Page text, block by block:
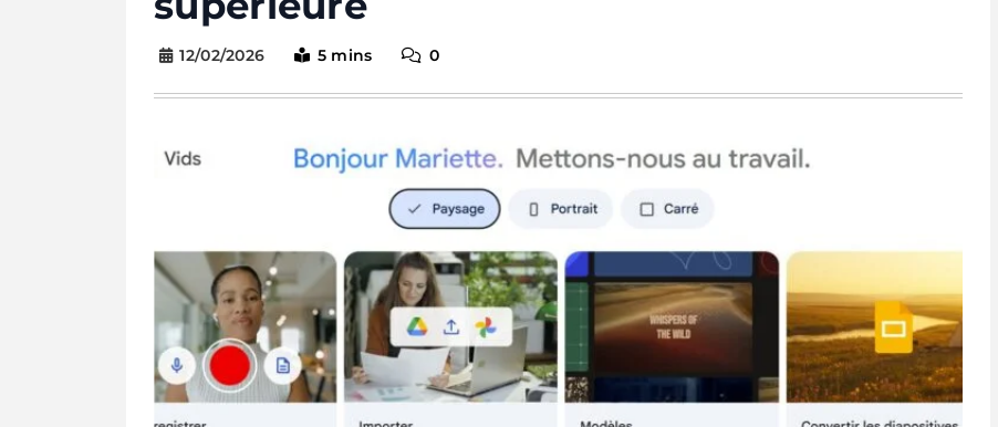
12/02/2026 5 mins 0